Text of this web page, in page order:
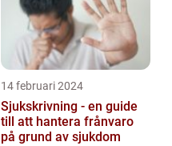
14 februari 2024
Sjukskrivning - en guide
till att hantera frånvaro
på grund av sjukdom